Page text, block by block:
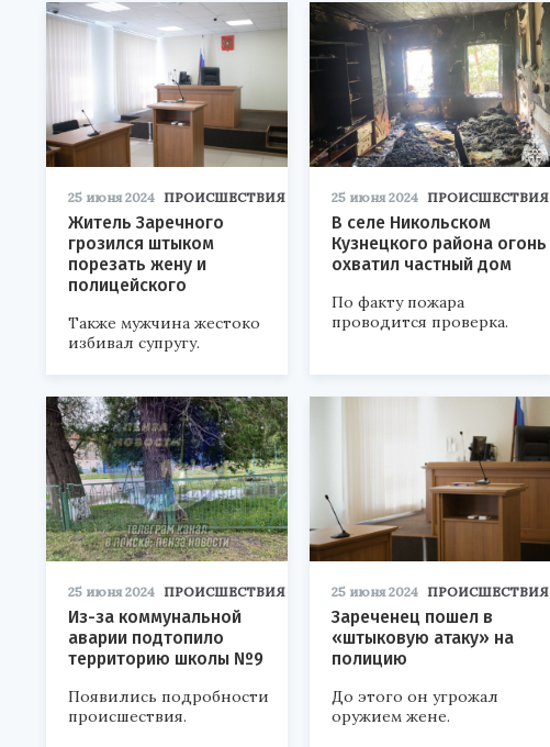
25 июня 2024 ПРОИСШЕСТВИЯ
Житель Заречного
грозился штыком
порезать жену и
полицейского
Также мужчина жестоко
избивал супругу.
25 июня 2024 ПРОИСШЕСТВИЯ
В селе Никольском
Кузнецкого района огонь
охватил частный дом
По факту пожара
проводится проверка.
25 июня 2024 ПРОИСШЕСТВИЯ
Из-за коммунальной
аварии подтопило
территорию школы №9
Появились подробности
происшествия.
25 июня 2024 ПРОИСШЕСТВИЯ
Зареченец пошел в
«штыковую атаку» на
полицию
До этого он угрожал
оружием жене.